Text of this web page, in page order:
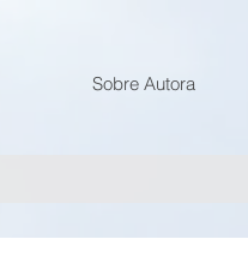
Sobre Autora